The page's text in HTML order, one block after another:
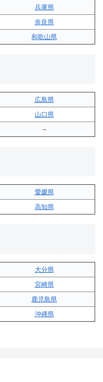
兵庫県
奈良県
和歌山県
広島県
山口県
–
愛媛県
高知県
大分県
宮崎県
鹿児島県
沖縄県